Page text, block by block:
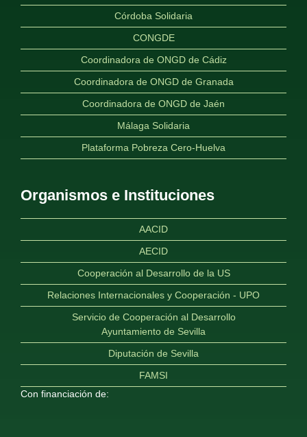
Córdoba Solidaria
CONGDE
Coordinadora de ONGD de Cádiz
Coordinadora de ONGD de Granada
Coordinadora de ONGD de Jaén
Málaga Solidaria
Plataforma Pobreza Cero-Huelva
Organismos e Instituciones
AACID
AECID
Cooperación al Desarrollo de la US
Relaciones Internacionales y Cooperación - UPO
Servicio de Cooperación al Desarrollo
Ayuntamiento de Sevilla
Diputación de Sevilla
FAMSI
Con financiación de: